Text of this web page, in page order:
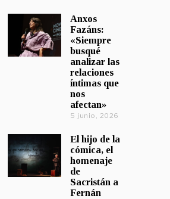
Anxos
Fazáns:
«Siempre
busqué
analizar las
relaciones
íntimas que
nos
afectan»
5 junio, 2026
El hijo de la
cómica, el
homenaje
de
Sacristán a
Fernán